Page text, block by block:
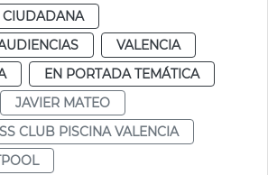
VALENCIA
EN PORTADA TEMÁTICA
JAVIER MATEO
CLUB PISCINA VALENCIA